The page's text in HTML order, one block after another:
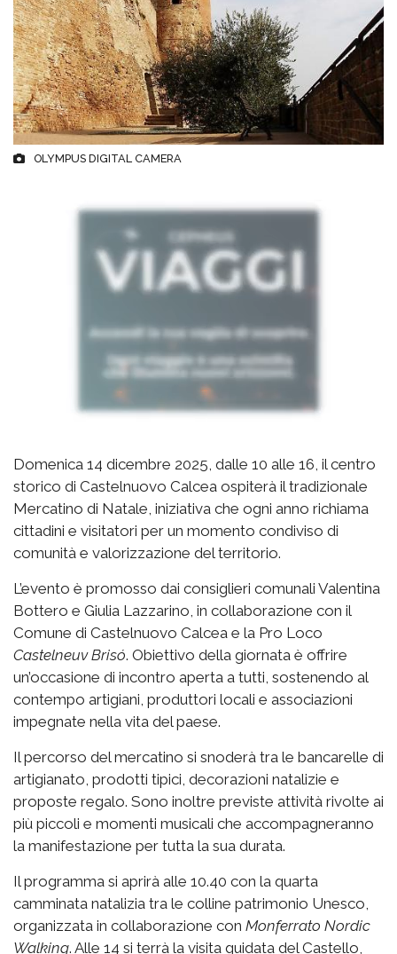
OLYMPUS DIGITAL CAMERA
Domenica 14 dicembre 2025, dalle 10 alle 16, il centro
storico di Castelnuovo Calcea ospiterà il tradizionale
Mercatino di Natale, iniziativa che ogni anno richiama
cittadini e visitatori per un momento condiviso di
comunità e valorizzazione del territorio.
L’evento è promosso dai consiglieri comunali Valentina
Bottero e Giulia Lazzarino, in collaborazione con il
Comune di Castelnuovo Calcea e la Pro Loco
Castelneuv Brisó. Obiettivo della giornata è offrire
un’occasione di incontro aperta a tutti, sostenendo al
contempo artigiani, produttori locali e associazioni
impegnate nella vita del paese.
Il percorso del mercatino si snoderà tra le bancarelle di
artigianato, prodotti tipici, decorazioni natalizie e
proposte regalo. Sono inoltre previste attività rivolte ai
più piccoli e momenti musicali che accompagneranno
la manifestazione per tutta la sua durata.
Il programma si aprirà alle 10.40 con la quarta
camminata natalizia tra le colline patrimonio Unesco,
organizzata in collaborazione con Monferrato Nordic
Walking. Alle 14 si terrà la visita guidata del Castello,